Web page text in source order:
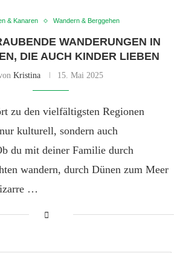
& Kanaren Wandern & Berggehen
WANDERUNGEN IN
DIE AUCH KINDER LIEBEN
Kristina 15. Mai 2025
zu den vielfältigsten Regionen
kulturell, sondern auch
du mit deiner Familie durch
wandern, durch Dünen zum Meer
…